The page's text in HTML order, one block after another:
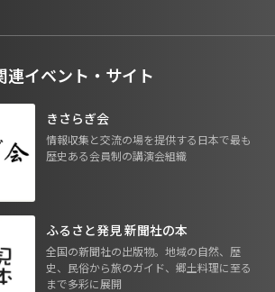
連イベント・サイト
きさらぎ会
情報収集と交流の場を提供する日本で最も
歴史ある会員制の講演会組織
ふるさと発見 新聞社の本
全国の新聞社の出版物。地域の自然、歴
史、民俗から旅のガイド、郷土料理に至る
まで多彩に展開